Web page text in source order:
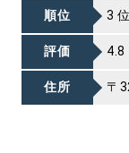
順位 3 位
評価 4.8
住所 〒